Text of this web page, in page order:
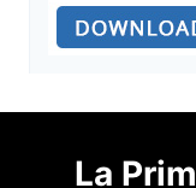
La